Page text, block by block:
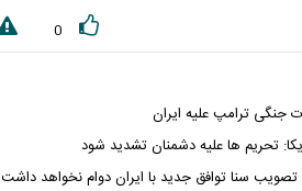
0
ترامپ علیه ایران
تحریم ها علیه دشمنان تشدید شود
تصویب سنا توافق جدید با ایران دوام نخواهد داشت